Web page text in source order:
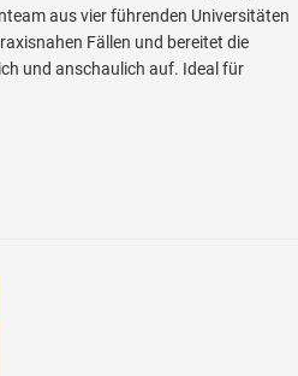
aus vier führenden Universitäten
Fällen und bereitet die
und anschaulich auf. Ideal für